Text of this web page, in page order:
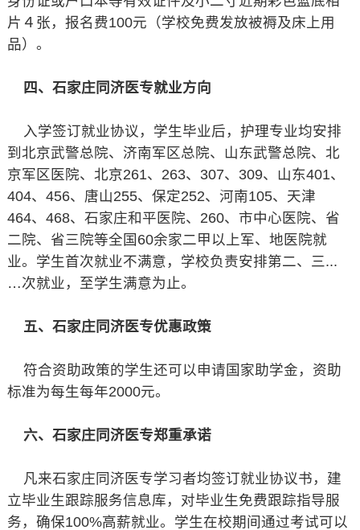
片４张，报名费100元（学校免费发放被褥及床上用
品）。
四、石家庄同济医专就业方向
入学签订就业协议，学生毕业后，护理专业均安排
到北京武警总院、济南军区总院、山东武警总院、北
京军区医院、北京261、263、307、309、山东401、
404、456、唐山255、保定252、河南105、天津
464、468、石家庄和平医院、260、市中心医院、省
二院、省三院等全国60余家二甲以上军、地医院就
业。学生首次就业不满意，学校负责安排第二、三...
…次就业，至学生满意为止。
五、石家庄同济医专优惠政策
符合资助政策的学生还可以申请国家助学金，资助
标准为每生每年2000元。
六、石家庄同济医专郑重承诺
凡来石家庄同济医专学习者均签订就业协议书，建
立毕业生跟踪服务信息库，对毕业生免费跟踪指导服
务，确保100%高薪就业。学生在校期间通过考试可以